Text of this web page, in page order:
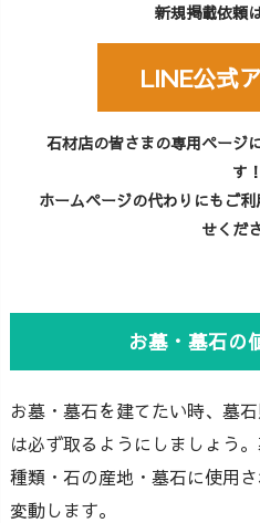
新規掲載依頼
LINE公式
石材店の皆さまの専用ページ
す！
ホームページの代わりにもご
せくだ
お墓・墓石の
お墓・墓石を建てたい時、墓
は必ず取るようにしましょう
種類・石の産地・墓石に使用
変動します。